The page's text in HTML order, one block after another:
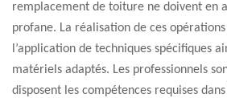
remplacement de toiture ne doivent en
profane. La réalisation de ces
l’application de techniques spécifiques
matériels adaptés. Les professionnels
disposent les compétences requises